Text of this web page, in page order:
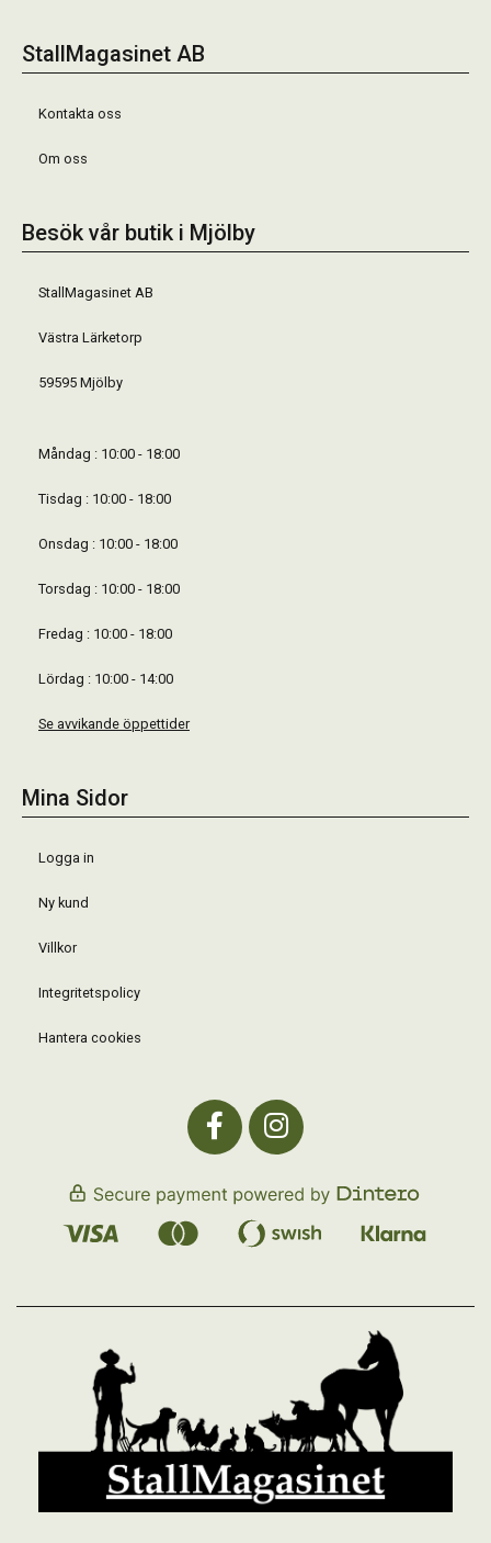
StallMagasinet AB
Kontakta oss
Om oss
Besök vår butik i Mjölby
StallMagasinet AB
Västra Lärketorp
59595 Mjölby
Måndag : 10:00 - 18:00
Tisdag : 10:00 - 18:00
Onsdag : 10:00 - 18:00
Torsdag : 10:00 - 18:00
Fredag : 10:00 - 18:00
Lördag : 10:00 - 14:00
Se avvikande öppettider
Mina Sidor
Logga in
Ny kund
Villkor
Integritetspolicy
Hantera cookies